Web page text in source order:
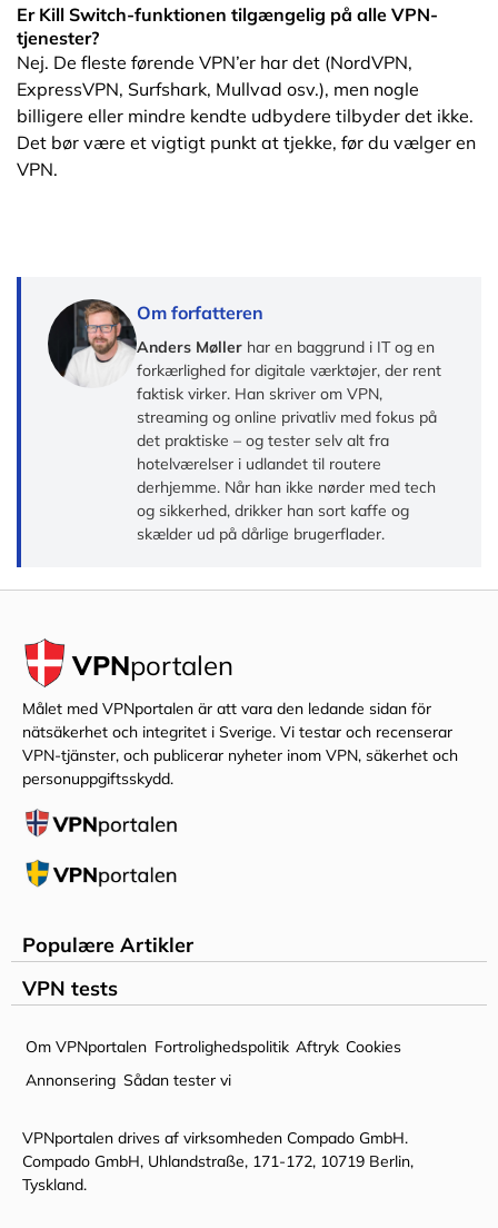
Er Kill Switch-funktionen tilgængelig på alle VPN-
tjenester?
Nej. De fleste førende VPN’er har det (NordVPN,
ExpressVPN, Surfshark, Mullvad osv.), men nogle
billigere eller mindre kendte udbydere tilbyder det ikke.
Det bør være et vigtigt punkt at tjekke, før du vælger en
VPN.
Om forfatteren
Anders Møller har en baggrund i IT og en
forkærlighed for digitale værktøjer, der rent
faktisk virker. Han skriver om VPN,
streaming og online privatliv med fokus på
det praktiske – og tester selv alt fra
hotelværelser i udlandet til routere
derhjemme. Når han ikke nørder med tech
og sikkerhed, drikker han sort kaffe og
skælder ud på dårlige brugerflader.
VPNportalen
Målet med VPNportalen är att vara den ledande sidan för
nätsäkerhet och integritet i Sverige. Vi testar och recenserar
VPN-tjänster, och publicerar nyheter inom VPN, säkerhet och
personuppgiftsskydd.
Populære Artikler
ER VPN LOVLIGT?
BEDSTE GRATIS VPN’ER
BEDSTE BILLIGE VPN’ER
SÅDAN SER DU AMERIKANSK NETFLIX I DANMARK
SÅDAN SER DU PARAMOUNT+ I DANMARK
VPN tests
NORDVPN
PROTONVPN
CYBERGHOST
PRIVATE INTERNET ACCESS
Om VPNportalen Fortrolighedspolitik Aftryk Cookies
Annonsering Sådan tester vi
VPNportalen drives af virksomheden Compado GmbH.
Compado GmbH, Uhlandstraße, 171-172, 10719 Berlin,
Tyskland.